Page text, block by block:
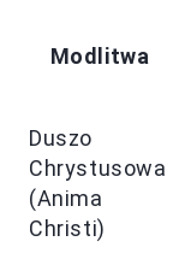
Modlitwa
Duszo
Chrystusowa
(Anima
Christi)